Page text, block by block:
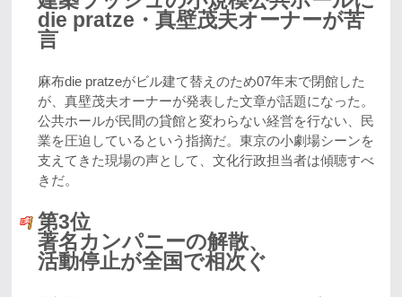
die pratze・真壁茂夫オーナーが苦
言
麻布die pratzeがビル建て替えのため07年末で閉館した
が、真壁茂夫オーナーが発表した文章が話題になった。
公共ホールが民間の貸館と変わらない経営を行ない、民
業を圧迫しているという指摘だ。東京の小劇場シーンを
支えてきた現場の声として、文化行政担当者は傾聴すべ
きだ。
第3位
著名カンパニーの解散、
活動停止が全国で相次ぐ